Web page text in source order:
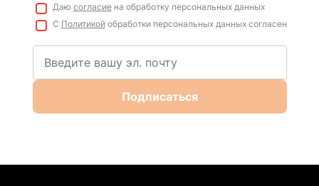
Даю согласиена обработку персональных данных
С Политикойобработки персональных данных согласен
Подписаться